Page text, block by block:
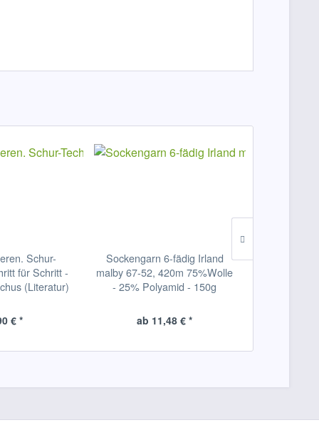
Schur-
für Schritt -
(Literatur)
€ *
Sockengarn 6-fädig Irland
malby 67-52, 420m 75%Wolle
- 25% Polyamid - 150g
ab 11,48 € *